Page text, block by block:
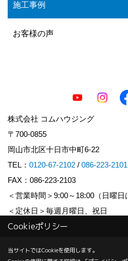
施工事例
お客様の声
株式会社 コムハウジング
〒700-0855
岡山市北区十日市中町6-22
TEL： 0120-67-2102 / 086-223-2101
FAX：086-223-2103
＜営業時間＞9:00～18:00（日曜
＜定休日＞毎週月曜日、祝日
Copyright (c) COM HOUSHING Inc. All
Cookieポリシー
当サイトではCookieを使用します。